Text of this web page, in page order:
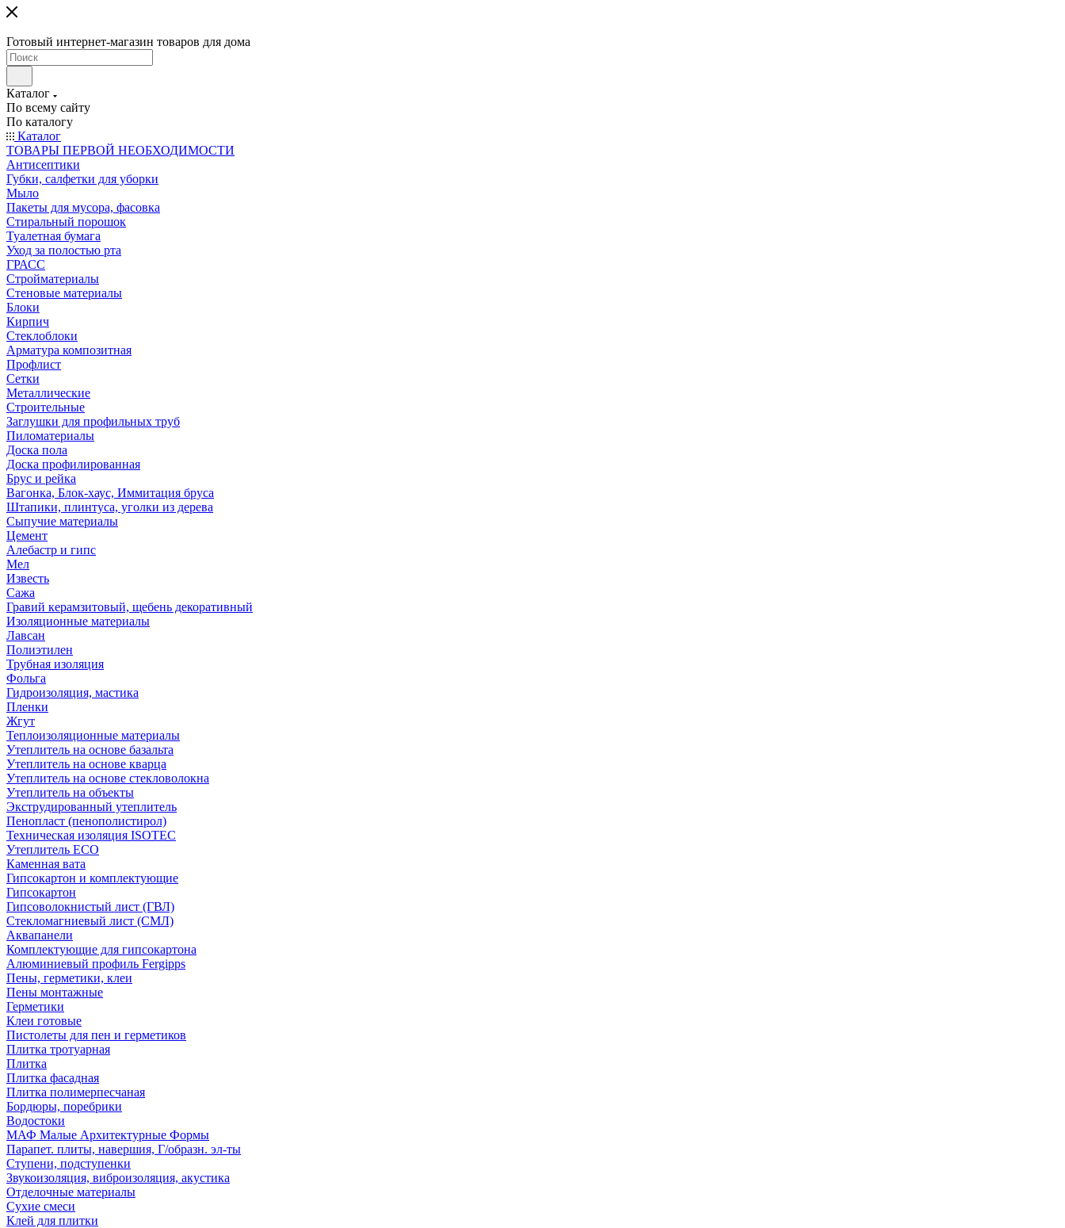
Готовый интернет-магазин товаров для дома
Каталог
По всему сайту
По каталогу
Каталог
ТОВАРЫ ПЕРВОЙ НЕОБХОДИМОСТИ
Антисептики
Губки, салфетки для уборки
Мыло
Пакеты для мусора, фасовка
Стиральный порошок
Туалетная бумага
Уход за полостью рта
ГРАСС
Стройматериалы
Стеновые материалы
Блоки
Кирпич
Стеклоблоки
Арматура композитная
Профлист
Сетки
Металлические
Строительные
Заглушки для профильных труб
Пиломатериалы
Доска пола
Доска профилированная
Брус и рейка
Вагонка, Блок-хаус, Иммитация бруса
Штапики, плинтуса, уголки из дерева
Сыпучие материалы
Цемент
Алебастр и гипс
Мел
Известь
Сажа
Гравий керамзитовый, щебень декоративный
Изоляционные материалы
Лавсан
Полиэтилен
Трубная изоляция
Фольга
Гидроизоляция, мастика
Пленки
Жгут
Теплоизоляционные материалы
Утеплитель на основе базальта
Утеплитель на основе кварца
Утеплитель на основе стекловолокна
Утеплитель на объекты
Экструдированный утеплитель
Пенопласт (пенополистирол)
Техническая изоляция ISOTEC
Утеплитель ECO
Каменная вата
Гипсокартон и комплектующие
Гипсокартон
Гипсоволокнистый лист (ГВЛ)
Стекломагниевый лист (СМЛ)
Аквапанели
Комплектующие для гипсокартона
Алюминиевый профиль Fergipps
Пены, герметики, клеи
Пены монтажные
Герметики
Клеи готовые
Пистолеты для пен и герметиков
Плитка тротуарная
Плитка
Плитка фасадная
Плитка полимерпесчаная
Бордюры, поребрики
Водостоки
МАФ Малые Архитектурные Формы
Парапет. плиты, навершия, Г/образн. эл-ты
Ступени, подступенки
Звукоизоляция, виброизоляция, акустика
Отделочные материалы
Сухие смеси
Клей для плитки